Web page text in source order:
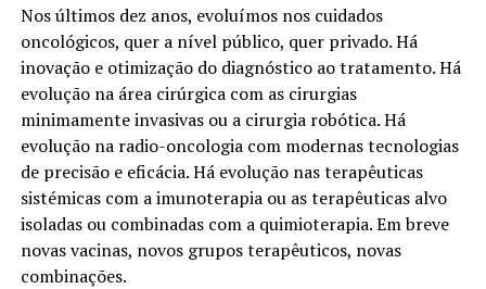
Nos últimos dez anos, evoluímos nos cuidados
oncológicos, quer a nível público, quer privado. Há
inovação e otimização do diagnóstico ao tratamento. Há
evolução na área cirúrgica com as cirurgias
minimamente invasivas ou a cirurgia robótica. Há
evolução na radio-oncologia com modernas tecnologias
de precisão e eficácia. Há evolução nas terapêuticas
sistémicas com a imunoterapia ou as terapêuticas alvo
isoladas ou combinadas com a quimioterapia. Em breve
novas vacinas, novos grupos terapêuticos, novas
combinações.